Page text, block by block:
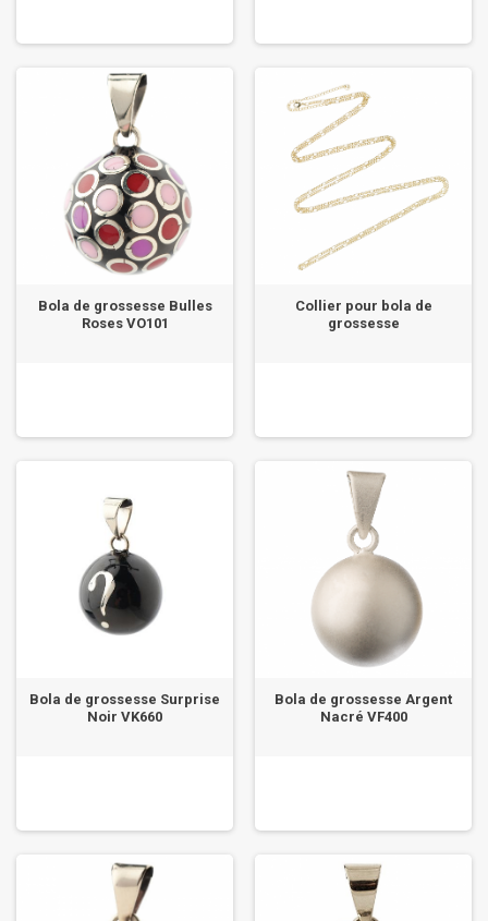
Bola de grossesse Bulles
Roses VO101
Collier pour bola de
grossesse
Bola de grossesse Surprise
Noir VK660
Bola de grossesse Argent
Nacré VF400